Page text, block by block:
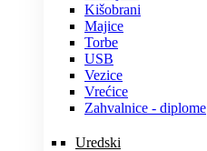
Kišobrani
Majice
Torbe
USB
Vezice
Vrećice
Zahvalnice - diplome
Uredski